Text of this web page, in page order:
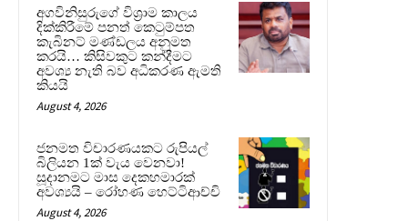
අගවිනිසුරුගේ විශ්‍රාම කාලය
දික්කිරීමේ පනත් කෙටුම්පත
කැබිනට් මණ්ඩලය අනුමත
කරයි… කිසිවකුට කන්දීමට
අවශ්‍ය නැති බව අධිකරණ ඇමති
කියයි
August 4, 2026
ජනමත විචාරණයකට රුපියල්
බිලියන 1ක් වැය වෙනවා!
සූදානමට මාස දෙකහමාරක්
අවශ්‍යයි – රෝහණ හෙට්ටිආච්චි
August 4, 2026